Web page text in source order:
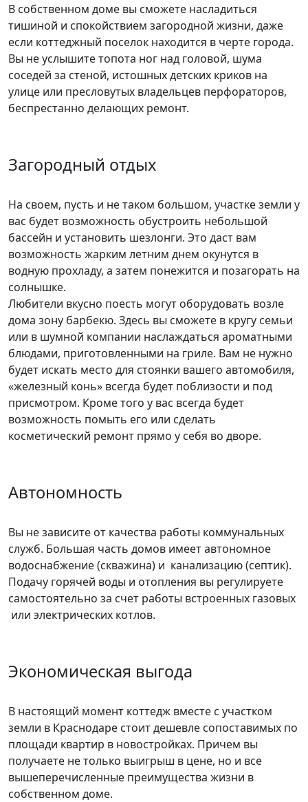
В собственном доме вы сможете насладиться
тишиной и спокойствием загородной жизни, даже
если коттеджный поселок находится в черте города.
Вы не услышите топота ног над головой, шума
соседей за стеной, истошных детских криков на
улице или пресловутых владельцев перфораторов,
беспрестанно делающих ремонт.
Загородный отдых
На своем, пусть и не таком большом, участке земли у
вас будет возможность обустроить небольшой
бассейн и установить шезлонги. Это даст вам
возможность жарким летним днем окунутся в
водную прохладу, а затем понежится и позагорать на
солнышке.
Любители вкусно поесть могут оборудовать возле
дома зону барбекю. Здесь вы сможете в кругу семьи
или в шумной компании наслаждаться ароматными
блюдами, приготовленными на гриле. Вам не нужно
будет искать место для стоянки вашего автомобиля,
«железный конь» всегда будет поблизости и под
присмотром. Кроме того у вас всегда будет
возможность помыть его или сделать
косметический ремонт прямо у себя во дворе.
Автономность
Вы не зависите от качества работы коммунальных
служб. Большая часть домов имеет автономное
водоснабжение (скважина) и канализацию (септик).
Подачу горячей воды и отопления вы регулируете
самостоятельно за счет работы встроенных газовых
или электрических котлов.
Экономическая выгода
В настоящий момент коттедж вместе с участком
земли в Краснодаре стоит дешевле сопоставимых по
площади квартир в новостройках. Причем вы
получаете не только выигрыш в цене, но и все
вышеперечисленные преимущества жизни в
собственном доме.